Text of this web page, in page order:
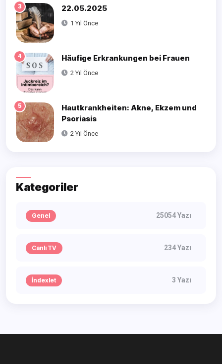
3 22.05.2025
1 Yıl Önce
4 Häufige Erkrankungen bei Frauen
2 Yıl Önce
5
Hautkrankheiten: Akne, Ekzem und
Psoriasis
2 Yıl Önce
Kategoriler
Genel 25054 Yazı
Canlı TV 234 Yazı
İndexlet 3 Yazı